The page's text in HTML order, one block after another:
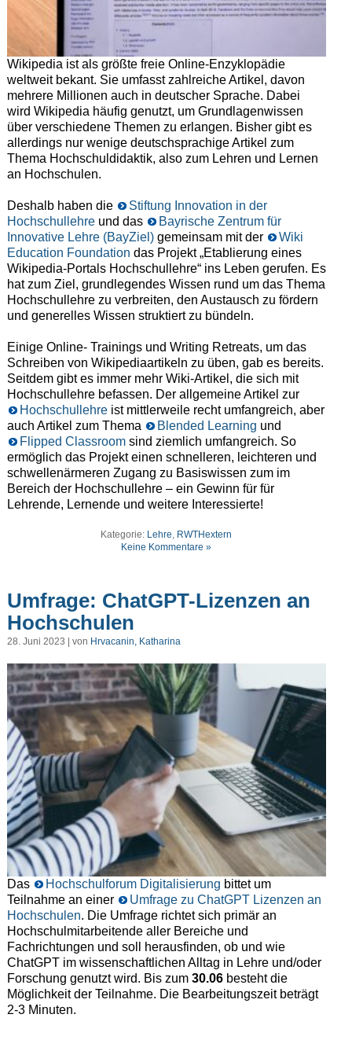
Wikipedia ist als größte freie Online-Enzyklopädie
weltweit bekant. Sie umfasst zahlreiche Artikel, davon
mehrere Millionen auch in deutscher Sprache. Dabei
wird Wikipedia häufig genutzt, um Grundlagenwissen
über verschiedene Themen zu erlangen. Bisher gibt es
allerdings nur wenige deutschsprachige Artikel zum
Thema Hochschuldidaktik, also zum Lehren und Lernen
an Hochschulen.
Deshalb haben die
Stiftung Innovation in der
Hochschullehreund das
Bayrische Zentrum für
Innovative Lehre (BayZiel)gemeinsam mit der
Wiki
Education Foundation das Projekt „Etablierung eines
Wikipedia-Portals Hochschullehre“ ins Leben gerufen. Es
hat zum Ziel, grundlegendes Wissen rund um das Thema
Hochschullehre zu verbreiten, den Austausch zu fördern
und generelles Wissen struktiert zu bündeln.
Einige Online- Trainings und Writing Retreats, um das
Schreiben von Wikipediaartikeln zu üben, gab es bereits.
Seitdem gibt es immer mehr Wiki-Artikel, die sich mit
Hochschullehre befassen. Der allgemeine Artikel zur
Hochschullehreist mittlerweile recht umfangreich, aber
auch Artikel zum Thema
Blended Learning und
Flipped Classroomsind ziemlich umfangreich. So
ermöglich das Projekt einen schnelleren, leichteren und
schwellenärmeren Zugang zu Basiswissen zum im
Bereich der Hochschullehre – ein Gewinn für für
Lehrende, Lernende und weitere Interessierte!
Kategorie: Lehre, RWTHextern
Keine Kommentare »
Umfrage: ChatGPT-Lizenzen an
Hochschulen
28. Juni 2023 | von Hrvacanin, Katharina
Das Hochschulforum Digitalisierung bittet um
Teilnahme an einer
Umfrage zu ChatGPT Lizenzen an
Hochschulen. Die Umfrage richtet sich primär an
Hochschulmitarbeitende aller Bereiche und
Fachrichtungen und soll herausfinden, ob und wie
ChatGPT im wissenschaftlichen Alltag in Lehre und/oder
Forschung genutzt wird. Bis zum30.06besteht die
Möglichkeit der Teilnahme. Die Bearbeitungszeit beträgt
2-3 Minuten.